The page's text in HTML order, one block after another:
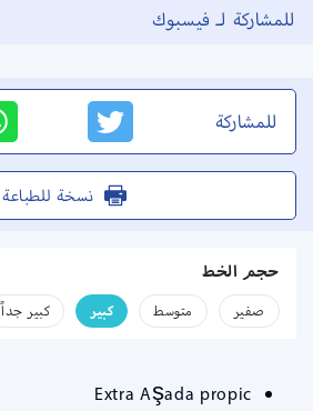
للمشاركة لـ فيسبوك
للمشاركة
نسخة للطباعة
حجم الخط
صفير متوسط كبير كبير جداً
Extra Aşada propic